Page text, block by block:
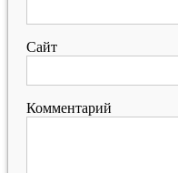
Сайт
Комментарий